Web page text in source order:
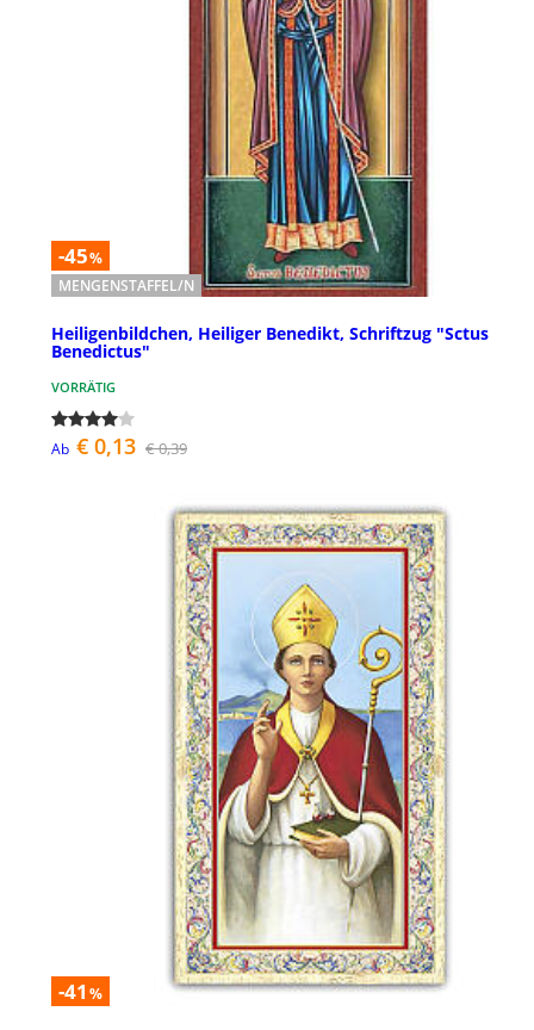
-45%
MENGENSTAFFEL/N
Heiligenbildchen, Heiliger Benedikt, Schriftzug "Sctus
Benedictus"
VORRÄTIG
Ab € 0,13 € 0,39
-41 %